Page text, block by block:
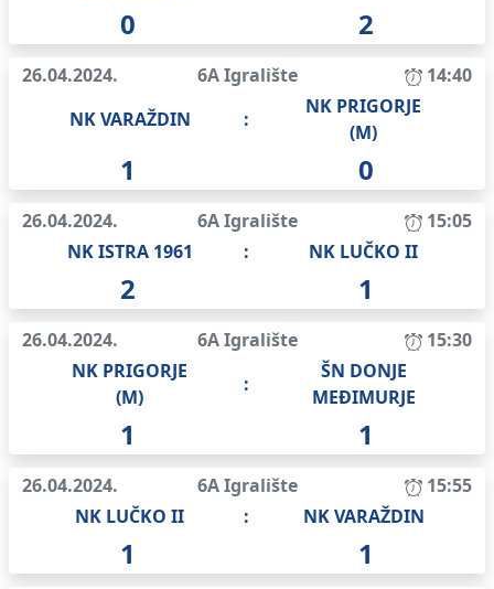
0 2
26.04.2024. 6A Igralište
14:40
NK VARAŽDIN
:
NK PRIGORJE
(M)
1 0
26.04.2024. 6A Igralište
15:05
NK ISTRA 1961
: NK LUČKO II
2 1
26.04.2024. 6A Igralište
15:30
NK PRIGORJE
(M)
:
ŠN DONJE
MEĐIMURJE
1 1
26.04.2024. 6A Igralište
15:55
NK LUČKO II
: NK VARAŽDIN
1 1